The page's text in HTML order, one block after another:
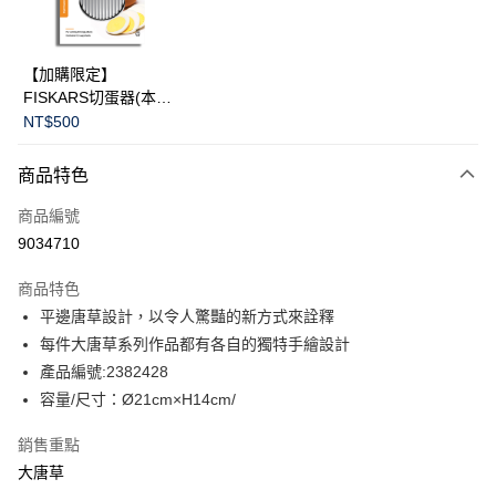
上海商業儲蓄銀行
國泰世華商業銀行
臺灣中小企業銀行
匯豐（台灣）商業銀行
聯邦商業銀行
元大商業銀行
台新國際商業銀行
Apple Pay
運送方式
黑貓宅急便
【加購限定】
FISKARS切蛋器(本商
品不提供破損保證)
NT$500
商品特色
商品編號
9034710
商品特色
平邊唐草設計，以令人驚豔的新方式來詮釋
每件大唐草系列作品都有各自的獨特手繪設計
產品編號:2382428
容量/尺寸：Ø21cm×H14cm/
銷售重點
大唐草